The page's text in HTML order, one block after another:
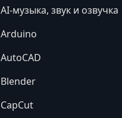
AI-музыка, звук и озвучка
Arduino
AutoCAD
Blender
CapCut